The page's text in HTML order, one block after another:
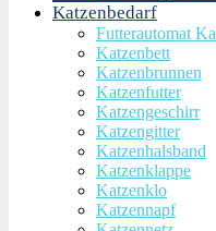
Katzenbedarf
Futterautomat
Katzenbett
Katzenbrunnen
Katzenfutter
Katzengeschirr
Katzengitter
Katzenhalsband
Katzenklappe
Katzenklo
Katzennapf